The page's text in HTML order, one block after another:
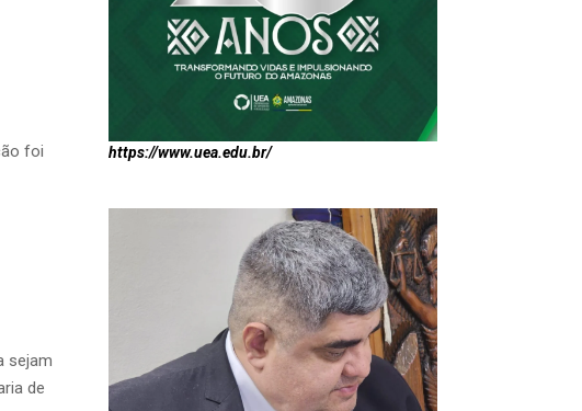
foi
sejam
de
https://www.uea.edu.br/